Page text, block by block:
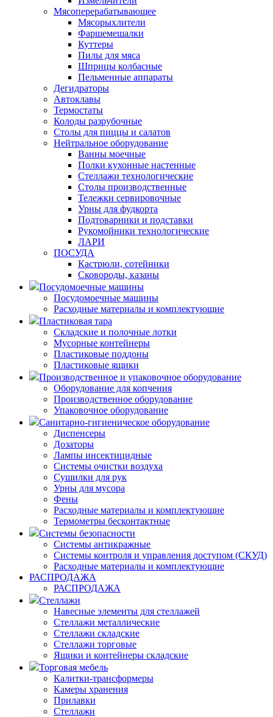
Мясоперерабатывающее
Мясорыхлители
Фаршемешалки
Куттеры
Пилы для мяса
Шприцы колбасные
Пельменные аппараты
Дегидраторы
Автоклавы
Термостаты
Колоды разрубочные
Столы для пиццы и салатов
Нейтральное оборудование
Ванны моечные
Полки кухонные настенные
Стеллажи технологические
Столы производственные
Тележки сервировочные
Урны для фудкорта
Подтоварники и подставки
Рукомойники технологические
ЛАРИ
ПОСУДА
Кастрюли, сотейники
Сковороды, казаны
Посудомоечные машины
Посудомоечные машины
Расходные материалы и комплектующие
Пластиковая тара
Складские и полочные лотки
Мусорные контейнеры
Пластиковые поддоны
Пластиковые ящики
Производственное и упаковочное оборудование
Оборудование для копчения
Производственное оборудование
Упаковочное оборудование
Санитарно-гигиеническое оборудование
Диспенсеры
Дозаторы
Лампы инсектицидные
Системы очистки воздуха
Сушилки для рук
Урны для мусора
Фены
Расходные материалы и комплектующие
Термометры бесконтактные
Системы безопасности
Системы антикражные
Системы контроля и управления доступом (СКУД)
Расходные материалы и комплектующие
РАСПРОДАЖА
РАСПРОДАЖА
Стеллажи
Навесные элементы для стеллажей
Стеллажи металлические
Стеллажи складские
Стеллажи торговые
Ящики и контейнеры складские
Торговая мебель
Калитки-трансформеры
Камеры хранения
Прилавки
Стеллажи